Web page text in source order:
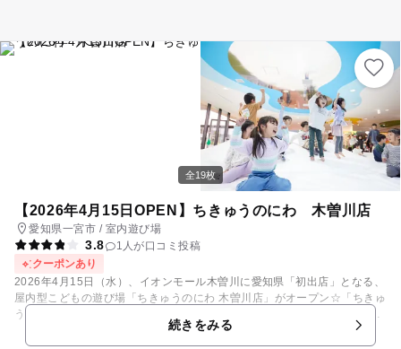
全19枚
【2026年4月15日OPEN】ちきゅうのにわ 木曽川店
愛知県一宮市 / 室内遊び場
3.8
1人が口コミ投稿
クーポンあり
2026年4月15日（水）、イオンモール木曽川に愛知県「初出店」となる、
屋内型こどもの遊び場「ちきゅうのにわ 木曽川店」がオープン☆「ちきゅ
うのにわ」は、0歳から12歳までの子どもとそのファミリーを対象に、地
球や自然をテーマにした、遊んで学べるプレイグラウンドです。 「ちきゅ
うのにわ」は、0歳の赤ちゃんから12歳を対象に、子どもとファミリーが
続きをみる